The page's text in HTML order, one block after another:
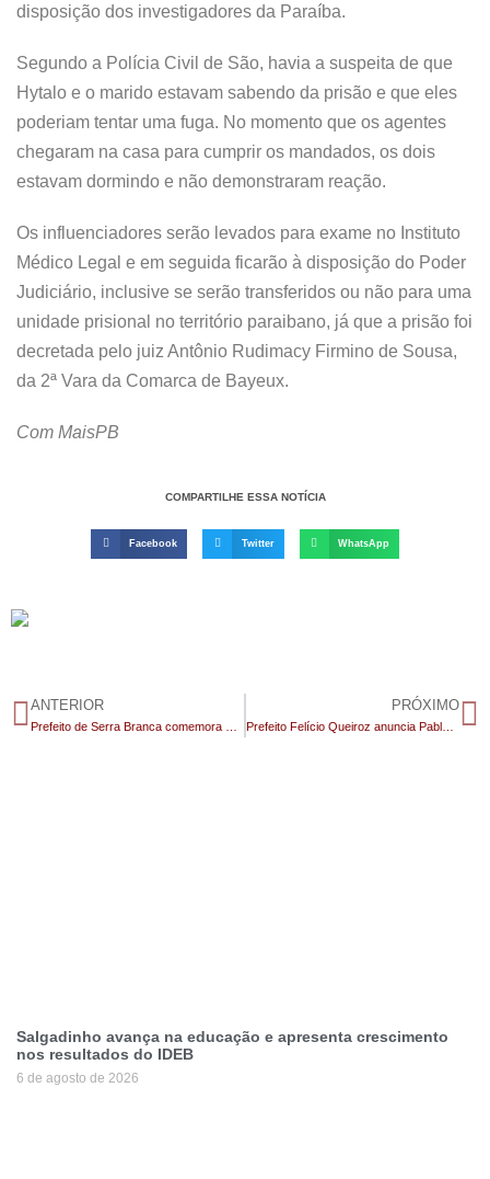
disposição dos investigadores da Paraíba.
Segundo a Polícia Civil de São, havia a suspeita de que
Hytalo e o marido estavam sabendo da prisão e que eles
poderiam tentar uma fuga. No momento que os agentes
chegaram na casa para cumprir os mandados, os dois
estavam dormindo e não demonstraram reação.
Os influenciadores serão levados para exame no Instituto
Médico Legal e em seguida ficarão à disposição do Poder
Judiciário, inclusive se serão transferidos ou não para uma
unidade prisional no território paraibano, já que a prisão foi
decretada pelo juiz Antônio Rudimacy Firmino de Sousa,
da 2ª Vara da Comarca de Bayeux.
Com MaisPB
COMPARTILHE ESSA NOTÍCIA
Facebook Twitter WhatsApp
ANTERIOR PRÓXIMO
Salgadinho avança na educação e apresenta crescimento
nos resultados do IDEB
6 de agosto de 2026